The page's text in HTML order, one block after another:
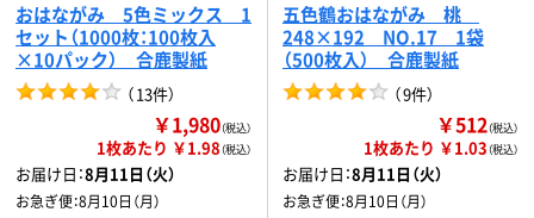
おはながみ 5色ミックス 1
セット（1000枚：100枚入
×10パック） 合鹿製紙
（13件）
￥1,980（税込）
1枚あたり ￥1.98（税込）
お届け日：8月11日（火）
お急ぎ便：8月10日（月）
五色鶴おはながみ 桃
248×192 NO.17 1袋
（500枚入） 合鹿製紙
（9件）
￥512（税込）
1枚あたり ￥1.03（税込）
お届け日：8月11日（火）
お急ぎ便：8月10日（月）